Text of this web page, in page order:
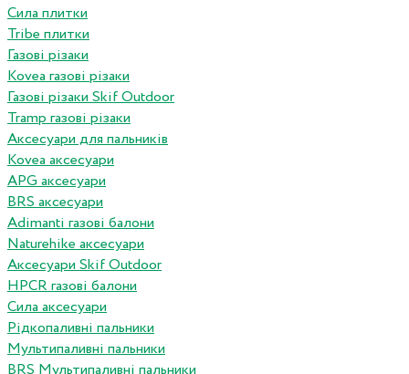
Сила плитки
Tribe плитки
Газові різаки
Kovea газові різаки
Газові різаки Skif Outdoor
Tramp газові різаки
Аксесуари для пальників
Kovea аксесуари
APG аксесуари
BRS аксесуари
Adimanti газові балони
Naturehike аксесуари
Аксесуари Skif Outdoor
HPCR газові балони
Сила аксесуари
Рідкопаливні пальники
Мультипаливні пальники